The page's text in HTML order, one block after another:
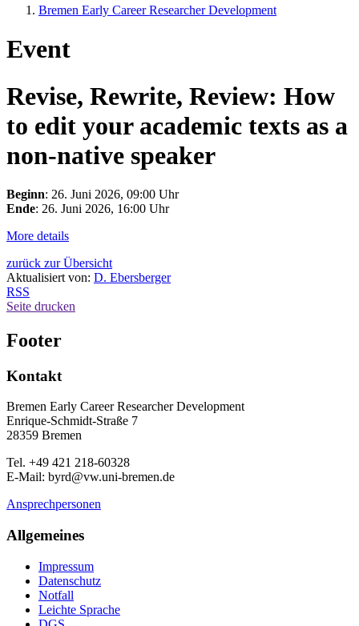
Bremen Early Career Researcher Development
Event
Revise, Rewrite, Review: How
to edit your academic texts as a
non-native speaker
Beginn: 26. Juni 2026, 09:00 Uhr
Ende: 26. Juni 2026, 16:00 Uhr
More details
zurück zur Übersicht
Aktualisiert von: D. Ebersberger
RSS
Seite drucken
Footer
Kontakt
Bremen Early Career Researcher Development
Enrique-Schmidt-Straße 7
28359 Bremen
Tel. +49 421 218-60328
E-Mail: byrd@vw.uni-bremen.de
Ansprechpersonen
Allgemeines
Impressum
Datenschutz
Notfall
Leichte Sprache